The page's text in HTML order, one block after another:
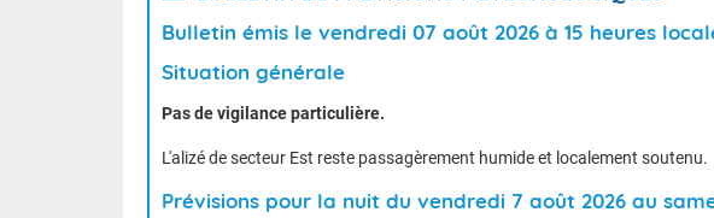
Bulletin émis le vendredi 07 août 2026 à 15 heures
Situation générale
Pas de vigilance particulière.
L'alizé de secteur Est reste passagèrement humide et localement soutenu.
Prévisions pour la nuit du vendredi 7 août 2026 au